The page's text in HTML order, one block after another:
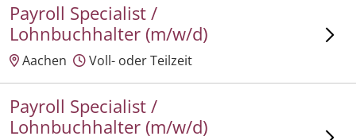
Payroll Specialist /
Lohnbuchhalter (m/w/d)
Aachen Voll- oder Teilzeit
Payroll Specialist /
Lohnbuchhalter (m/w/d)